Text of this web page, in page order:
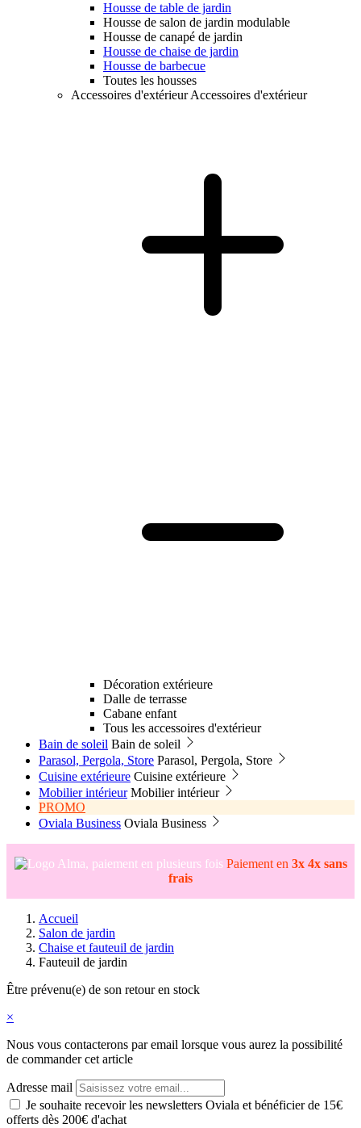
Housse de table de jardin
Housse de salon de jardin modulable
Housse de canapé de jardin
Housse de chaise de jardin
Housse de barbecue
Toutes les housses
Accessoires d'extérieur Accessoires d'extérieur
Décoration extérieure
Dalle de terrasse
Cabane enfant
Tous les accessoires d'extérieur
Bain de soleil Bain de soleil
Parasol, Pergola, Store Parasol, Pergola, Store
Cuisine extérieure Cuisine extérieure
Mobilier intérieur Mobilier intérieur
PROMO
Oviala Business Oviala Business
Paiement en 3x 4x sans
frais
Accueil
Salon de jardin
Chaise et fauteuil de jardin
Fauteuil de jardin
Être prévenu(e) de son retour en stock
×
Nous vous contacterons par email lorsque vous aurez la possibilité
de commander cet article
Adresse mail
Je souhaite recevoir les newsletters Oviala et bénéficier de 15€
offerts dès 200€ d'achat